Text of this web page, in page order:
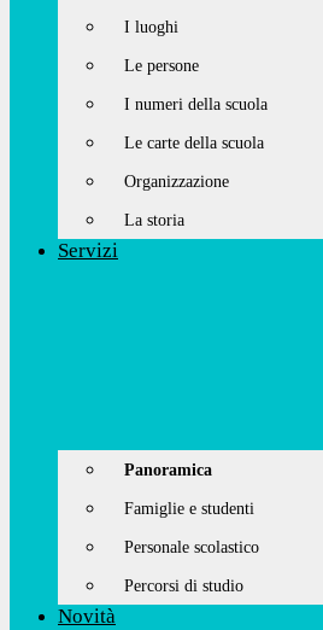
I luoghi
Le persone
I numeri della scuola
Le carte della scuola
Organizzazione
La storia
Servizi
Panoramica
Famiglie e studenti
Personale scolastico
Percorsi di studio
Novità